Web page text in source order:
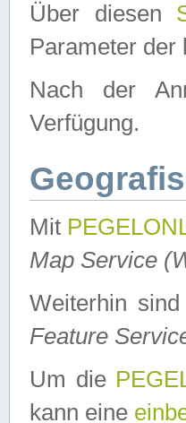
Über diesen
Parameter der
Nach der
Verfügung.
Mit
Map Service
Weiterhin
Feature
Um die
kann eine